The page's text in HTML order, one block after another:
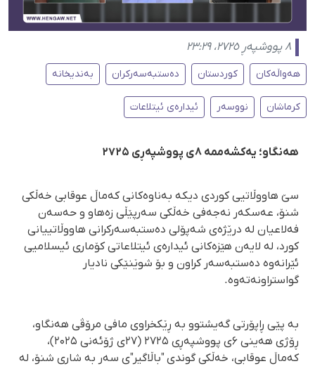
٨ پووشپەڕ ٢٧٢٥، ٢٣:٢٩
هەواڵەکان کوردستان دەستبەسەرکران بەندیخانە
کرماشان نووسەر ئیدارەی ئیتلاعات
هەنگاو؛ یەکشەممە ۸ی پووشپەڕی ۲۷۲۵
سێ هاووڵاتیی کوردی دیکە بەناوەکانی کەماڵ عوقابی خەڵکی
شنۆ، عەسکەر نەجەفی خەڵکی سەرپێڵی زەهاو و حەسەن
فەلاعیان لە درێژەی شەپۆلی دەستبەسەرکرانی هاووڵاتییانی
کورد، لە لایەن هێزەکانی ئیدارەی ئیتلاعاتی کۆماری ئیسلامیی
ئێرانەوە دەستبەسەر کراون و بۆ شوێنێکی نادیار
گواستراونەتەوە.
بە پێی ڕاپۆرتی گەیشتوو بە ڕێکخراوی مافی مرۆڤی هەنگاو،
ڕۆژی هەینی ۶ی پووشپەڕی ۲۷۲۵ (۲۷ی ژۆئەنی ۲۰۲۵)،
کەماڵ عوقابی، خەڵکی گوندی "باڵاگیر"ی سەر بە شاری شنۆ، لە